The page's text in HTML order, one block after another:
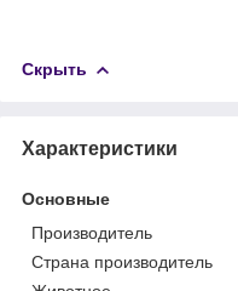
Скрыть
Характеристики
Основные
Производитель
Страна производитель